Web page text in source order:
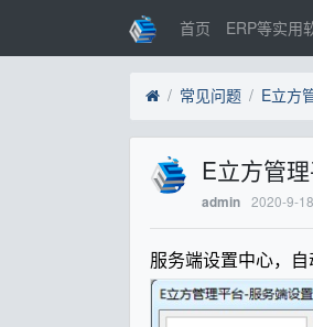
首页 ERP等实用
常见问题
E立方管
admin 2020-9-18
服务端设置中心，